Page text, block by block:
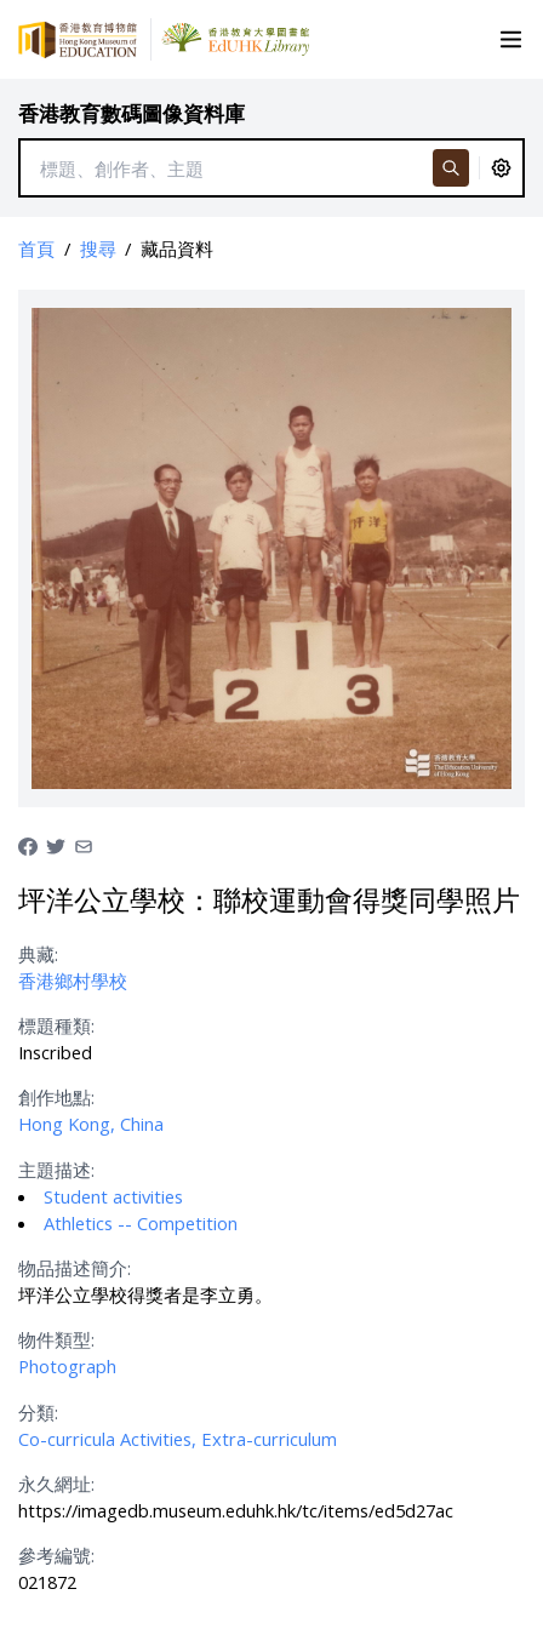
香港教育數碼圖像資料庫
首頁 / 搜尋 / 藏品資料
坪洋公立學校：聯校運動會得獎同學照片
典藏:
香港鄉村學校
標題種類:
Inscribed
創作地點:
Hong Kong, China
主題描述:
Student activities
Athletics -- Competition
物品描述簡介:
坪洋公立學校得獎者是李立勇。
物件類型:
Photograph
分類:
Co-curricula Activities, Extra-curriculum
永久網址:
https://imagedb.museum.eduhk.hk/tc/items/ed5d27ac
參考編號:
021872